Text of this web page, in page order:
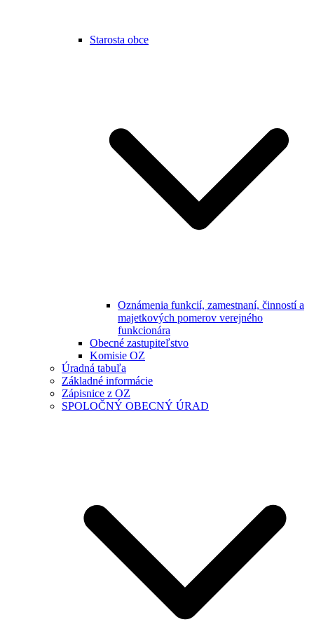
Starosta obce
Oznámenia funkcií, zamestnaní, činností a
majetkových pomerov verejného
funkcionára
Obecné zastupiteľstvo
Komisie OZ
Úradná tabuľa
Základné informácie
Zápisnice z OZ
SPOLOČNÝ OBECNÝ ÚRAD